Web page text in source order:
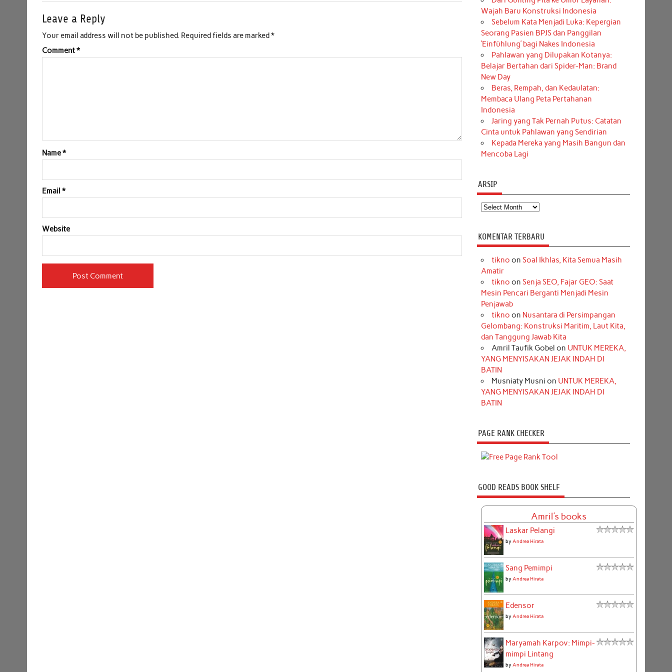
Leave a Reply
Your email address will not be published. Required fields are marked*
Comment*
Name*
Email*
Website
Wajah Baru Konstruksi Indonesia
Sebelum Kata Menjadi Luka: Kepergian
Seorang Pasien BPJS dan Panggilan
‘Einfühlung’ bagi Nakes Indonesia
Pahlawan yang Dilupakan Kotanya:
Belajar Bertahan dari Spider-Man: Brand
New Day
Beras, Rempah, dan Kedaulatan:
Membaca Ulang Peta Pertahanan
Indonesia
Jaring yang Tak Pernah Putus: Catatan
Cinta untuk Pahlawan yang Sendirian
Kepada Mereka yang Masih Bangun dan
Mencoba Lagi
ARSIP
Arsip
KOMENTAR TERBARU
tikno on Soal Ikhlas, Kita Semua Masih
Amatir
tikno on Senja SEO, Fajar GEO: Saat
Mesin Pencari Berganti Menjadi Mesin
Penjawab
tikno on Nusantara di Persimpangan
Gelombang: Konstruksi Maritim, Laut Kita,
dan Tanggung Jawab Kita
Amril Taufik Gobel on UNTUK MEREKA,
YANG MENYISAKAN JEJAK INDAH DI
BATIN
Musniaty Musni on UNTUK MEREKA,
YANG MENYISAKAN JEJAK INDAH DI
BATIN
PAGE RANK CHECKER
GOOD READS BOOK SHELF
Amril's books
Laskar Pelangi
by Andrea Hirata
Sang Pemimpi
by Andrea Hirata
Edensor
by Andrea Hirata
Maryamah Karpov: Mimpi-
mimpi Lintang
by Andrea Hirata